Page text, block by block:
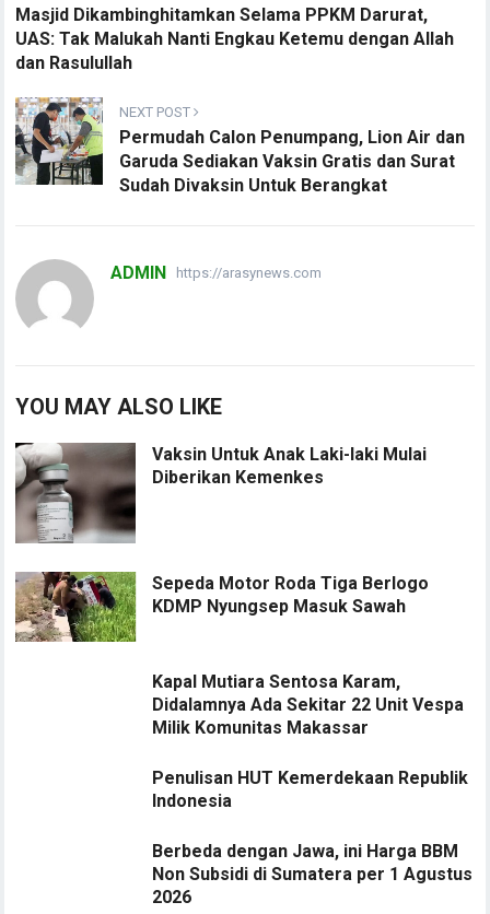
Masjid Dikambinghitamkan Selama PPKM Darurat,
UAS: Tak Malukah Nanti Engkau Ketemu dengan Allah
dan Rasulullah
NEXT POST
Permudah Calon Penumpang, Lion Air dan
Garuda Sediakan Vaksin Gratis dan Surat
Sudah Divaksin Untuk Berangkat
ADMIN https://arasynews.com
YOU MAY ALSO LIKE
Vaksin Untuk Anak Laki-laki Mulai
Diberikan Kemenkes
Sepeda Motor Roda Tiga Berlogo
KDMP Nyungsep Masuk Sawah
Kapal Mutiara Sentosa Karam,
Didalamnya Ada Sekitar 22 Unit Vespa
Milik Komunitas Makassar
Penulisan HUT Kemerdekaan Republik
Indonesia
Berbeda dengan Jawa, ini Harga BBM
Non Subsidi di Sumatera per 1 Agustus
2026